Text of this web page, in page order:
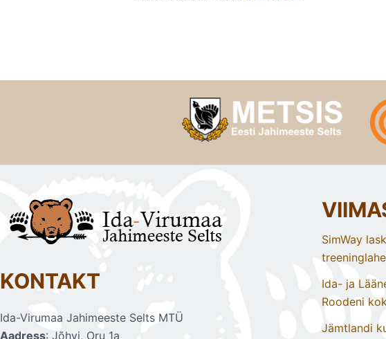
KONTAKT
Ida-Virumaa Jahimeeste Selts MTÜ
Aadress: Jõhvi, Oru 1a
SimWay
Ida- ja
Roodeni
Jämtlandi